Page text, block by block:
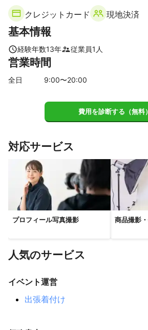
中央区
千代田区
練馬区
あきる野市 豊島区 文京区
清瀬市
台東区
北区
江戸川区 檜原村
奥多摩町
【千葉県】
南房総市 鴨川市 市川市
松戸市 大多喜町 鎌ケ谷市
睦沢町
柏市 茂原市
長生村
我孫子市 一宮町 印西市
八街市
白子町 野田市 東金市 酒
九十九里町
富里市 山武市 芝山町
横芝光町
多古町 神崎町 匝瑳市
東庄町
銚子市
新座市 所沢市 和光市
川口市
川越市
飯能市
さいたま市
クレジットカード 現地決済
基本情報
経験年数13年 従業員1 人
営業時間
全日 9:00〜20:00
費用を診断する（無料）
対応サービス
プロフィール写真撮影 商品撮影
人気のサービス
イベント運営
出張着付け